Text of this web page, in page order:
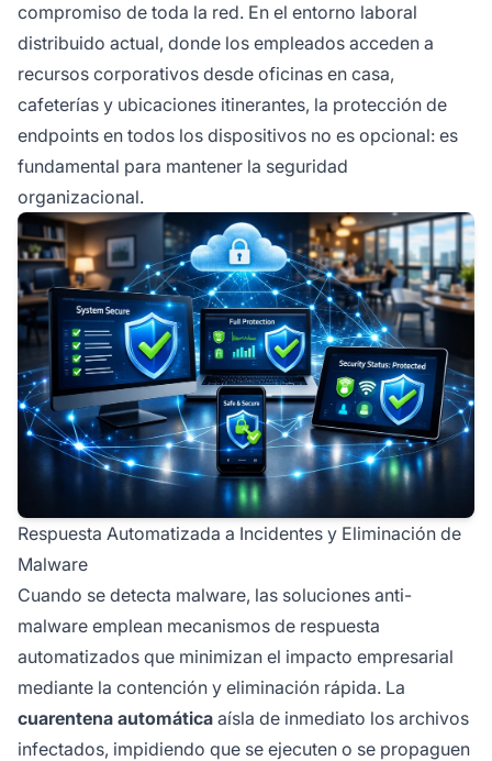
compromiso de toda la red. En el entorno laboral
distribuido actual, donde los empleados acceden a
recursos corporativos desde oficinas en casa,
cafeterías y ubicaciones itinerantes, la protección de
endpoints en todos los dispositivos no es opcional: es
fundamental para mantener la seguridad
organizacional.
Respuesta Automatizada a Incidentes y Eliminación de
Malware
Cuando se detecta malware, las soluciones anti-
malware emplean mecanismos de respuesta
automatizados que minimizan el impacto empresarial
mediante la contención y eliminación rápida. La
cuarentena automática aísla de inmediato los archivos
infectados, impidiendo que se ejecuten o se propaguen